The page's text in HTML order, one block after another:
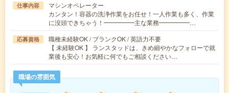
仕事内容
マシンオペレーター
カンタン！容器の洗浄作業をお任せ！一人作業も多く、作業
に没頭できちゃう！━━━━━主な業務━━━━━…
応募資格
職種未経験OK / ブランクOK / 英語力不要
【 未経験OK 】 ランスタッドは、きめ細やかなフォローで就
業後も安心！お気軽に何でもご相談ください…
職場の雰囲気